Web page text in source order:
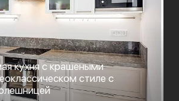
кухня с крашеными
стиле c